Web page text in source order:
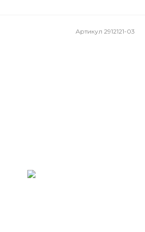
Артикул 2912121-03